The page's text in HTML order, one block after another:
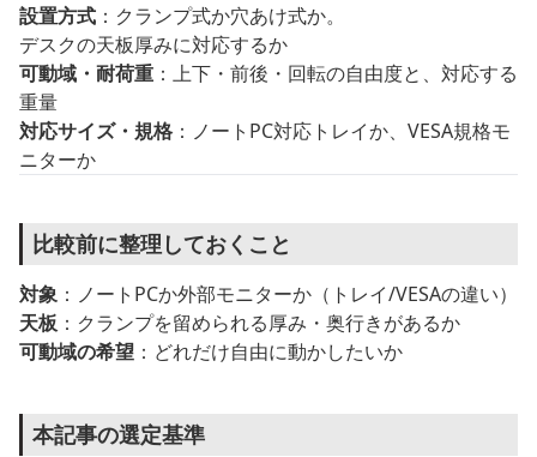
設置方式 ：クランプ式か穴あけ式か。
デスクの天板厚みに対応するか
可動域・耐荷重 ：上下・前後・回転の自由度と、対応する
重量
対応サイズ・規格 ：ノートPC対応トレイか、VESA規格モ
ニターか
比較前に整理しておくこと
対象 ：ノートPCか外部モニターか（トレイ/VESAの違い）
天板 ：クランプを留められる厚み・奥行きがあるか
可動域の希望 ：どれだけ自由に動かしたいか
本記事の選定基準